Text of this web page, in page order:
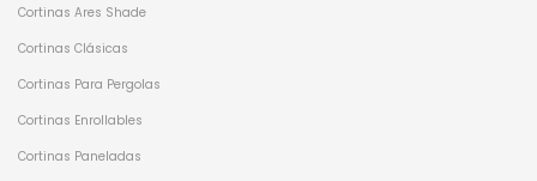
Cortinas Ares Shade
Cortinas Clásicas
Cortinas Para Pergolas
Cortinas Enrollables
Cortinas Paneladas